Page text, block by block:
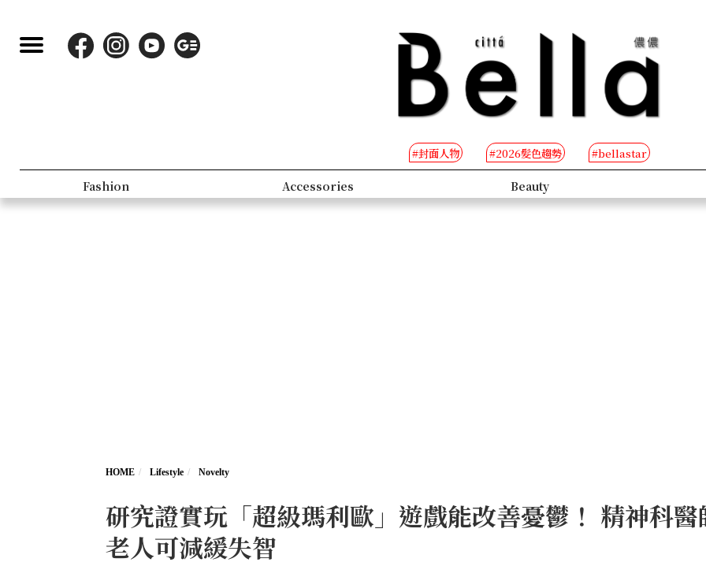
#封面人物 #2026髮色趨勢 #bellastar
Fashion Accessories Beauty
HOME Lifestyle Novelty
研究證實玩「超級瑪利歐」遊戲能改善憂鬱！ 精神科
老人可減緩失智